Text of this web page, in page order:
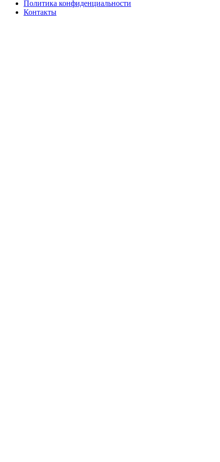
Политика конфиденциальности
Контакты